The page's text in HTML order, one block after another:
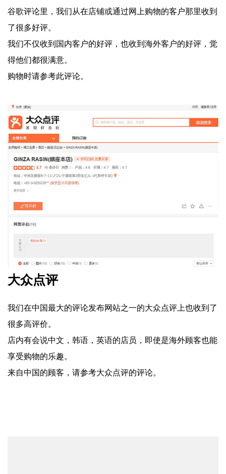
谷歌评论里，我们从在店铺或通过网上购物的客户那里收到
了很多好评。
我们不仅收到国内客户的好评，也收到海外客户的好评，觉
得他们都很满意。
购物时请参考此评论。
大众点评
我们在中国最大的评论发布网站之一的大众点评上也收到了
很多高评价。
店内有会说中文，韩语，英语的店员，即使是海外顾客也能
享受购物的乐趣。
来自中国的顾客，请参考大众点评的评论。